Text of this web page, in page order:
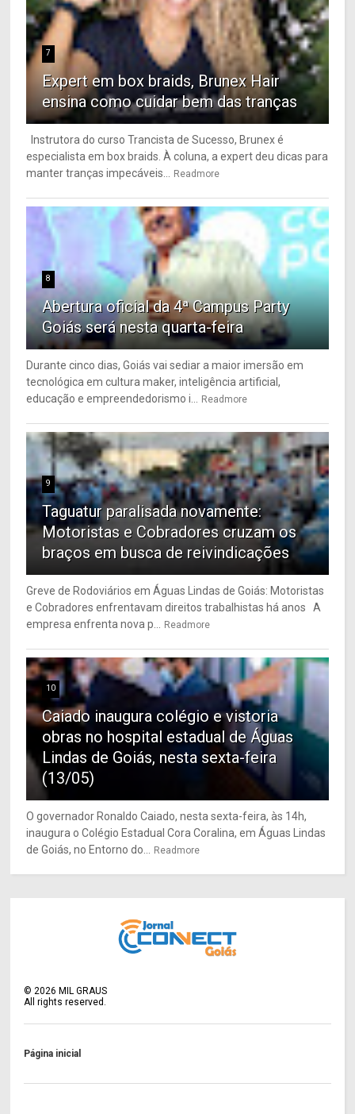
7
Expert em box braids, Brunex Hair
ensina como cuidar bem das tranças
Instrutora do curso Trancista de Sucesso, Brunex é
especialista em box braids. À coluna, a expert deu dicas para
manter tranças impecáveis... Readmore
8
Abertura oficial da 4ª Campus Party
Goiás será nesta quarta-feira
Durante cinco dias, Goiás vai sediar a maior imersão em
tecnológica em cultura maker, inteligência artificial,
educação e empreendedorismo i... Readmore
9
Taguatur paralisada novamente:
Motoristas e Cobradores cruzam os
braços em busca de reivindicações
Greve de Rodoviários em Águas Lindas de Goiás: Motoristas
e Cobradores enfrentavam direitos trabalhistas há anos A
empresa enfrenta nova p... Readmore
10
Caiado inaugura colégio e vistoria
obras no hospital estadual de Águas
Lindas de Goiás, nesta sexta-feira
(13/05)
O governador Ronaldo Caiado, nesta sexta-feira, às 14h,
inaugura o Colégio Estadual Cora Coralina, em Águas Lindas
de Goiás, no Entorno do... Readmore
©2026 MIL GRAUS
All rights reserved.
Página inicial